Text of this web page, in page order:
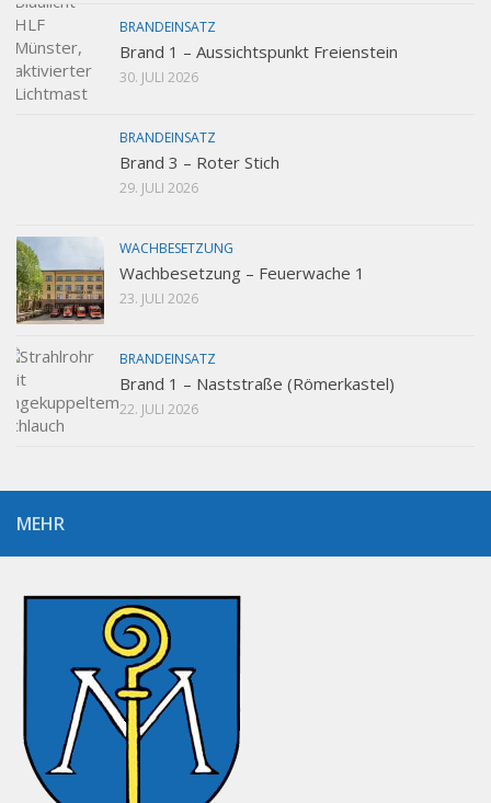
BRANDEINSATZ
Brand 1 – Aussichtspunkt Freienstein
30. JULI 2026
BRANDEINSATZ
Brand 3 – Roter Stich
29. JULI 2026
WACHBESETZUNG
Wachbesetzung – Feuerwache 1
23. JULI 2026
BRANDEINSATZ
Brand 1 – Naststraße (Römerkastel)
22. JULI 2026
MEHR